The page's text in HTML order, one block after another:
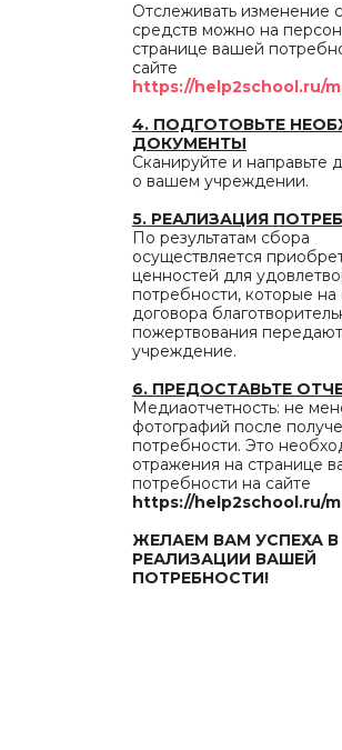
Отслеживать изменение
средств можно на
странице вашей
сайте
https://help2school.ru/
4. ПОДГОТОВЬТЕ
ДОКУМЕНТЫ
Сканируйте и направьте
о вашем учреждении.
5. РЕАЛИЗАЦИЯ
По результатам сбора
осуществляется
ценностей для
потребности, которые на
договора
пожертвования
учреждение.
6. ПРЕДОСТАВЬТЕ
Медиаотчетность: не
фотографий после
потребности. Это
отражения на странице
потребности на сайте
https://help2school.ru/
ЖЕЛАЕМ ВАМ УСПЕХА В
РЕАЛИЗАЦИИ ВАШЕЙ
ПОТРЕБНОСТИ!